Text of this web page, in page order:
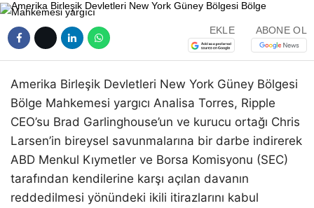
EKLE ABONE OL
Amerika Birleşik Devletleri New York Güney Bölgesi
Bölge Mahkemesi yargıcı Analisa Torres, Ripple
CEO’su Brad Garlinghouse’un ve kurucu ortağı Chris
Larsen’in bireysel savunmalarına bir darbe indirerek
ABD Menkul Kıymetler ve Borsa Komisyonu (SEC)
tarafından kendilerine karşı açılan davanın
reddedilmesi yönündeki ikili itirazlarını kabul